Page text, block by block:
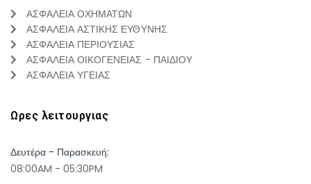
ΑΣΦΑΛΕΙΑ ΟΧΗΜΑΤΩΝ
ΑΣΦΑΛΕΙΑ ΑΣΤΙΚΗΣ ΕΥΘΥΝΗΣ
ΑΣΦΑΛΕΙΑ ΠΕΡΙΟΥΣΙΑΣ
ΑΣΦΑΛΕΙΑ ΟΙΚΟΓΕΝΕΙΑΣ - ΠΑΙΔΙΟΥ
ΑΣΦΑΛΕΙΑ ΥΓΕΙΑΣ
Ωρες λειτουργιας
Δευτέρα - Παρασκευή:
08:00AM - 05:30PM